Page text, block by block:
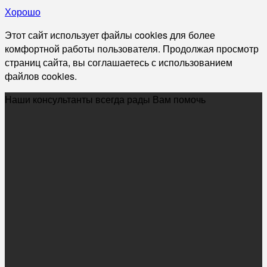
Хорошо
Этот сайт использует файлы cookies для более
комфортной работы пользователя. Продолжая просмотр
страниц сайта, вы соглашаетесь с использованием
файлов cookies.
Наши консультанты всегда рады Вам помочь